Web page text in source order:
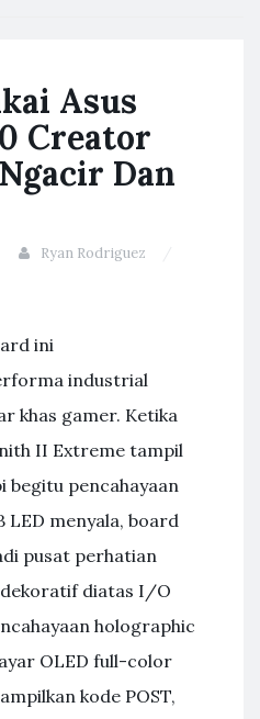
Asus
Creator
Dan
Ryan Rodriguez
ini
industrial
khas gamer. Ketika
II Extreme tampil
begitu pencahayaan
LED menyala, board
pusat perhatian
dekoratif diatas I/O
holographic
OLED full-color
kode POST,